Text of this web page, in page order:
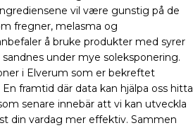
vil være gunstig på de
fregner, melasma og
å bruke produkter med syrer
under mye soleksponering.
i Elverum som er bekreftet
framtid där data kan hjälpa oss hitta
senare innebär att vi kan utveckla
din vardag mer effektiv. Sammen